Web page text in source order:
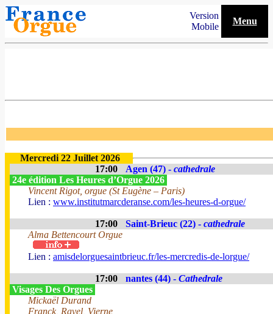
Version
Mobile
Menu
Mercredi 22 Juillet 2026
17:00
Agen (47) - cathedrale
24e édition Les Heures d’Orgue 2026
Vincent Rigot, orgue (St Eugène – Paris)
Lien : www.institutmarcderanse.com/les-heures-d-orgue/
17:00 Saint-Brieuc (22) - cathedrale
Alma Bettencourt Orgue
Lien : amisdelorguesaintbrieuc.fr/les-mercredis-de-lorgue/
17:00 nantes (44) - Cathedrale
Visages Des Orgues
Mickaël Durand
Franck, Ravel, Vierne